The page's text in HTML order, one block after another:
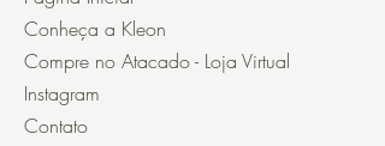
Conheça a Kleon
Compre no Atacado - Loja Virtual
Instagram
Contato